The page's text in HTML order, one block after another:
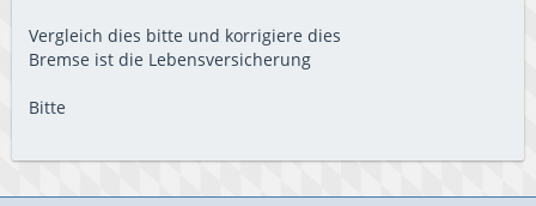
Vergleich dies bitte und korrigiere dies
Bremse ist die Lebensversicherung
Bitte